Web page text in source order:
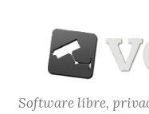
contenido
Software libre,